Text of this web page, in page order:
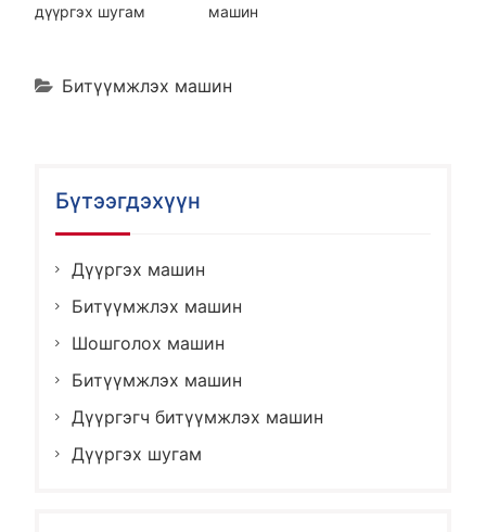
дүүргэх шугам
машин
Битүүмжлэх машин
Бүтээгдэхүүн
Дүүргэх машин
Битүүмжлэх машин
Шошголох машин
Битүүмжлэх машин
Дүүргэгч битүүмжлэх машин
Дүүргэх шугам